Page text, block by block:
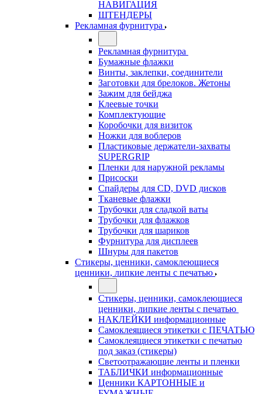
НАВИГАЦИЯ
ШТЕНДЕРЫ
Рекламная фурнитура
Рекламная фурнитура
Бумажные флажки
Винты, заклепки, соединители
Заготовки для брелоков. Жетоны
Зажим для бейджа
Клеевые точки
Комплектующие
Коробочки для визиток
Ножки для воблеров
Пластиковые держатели-захваты
SUPERGRIP
Пленки для наружной рекламы
Присоски
Спайдеры для CD, DVD дисков
Тканевые флажки
Трубочки для сладкой ваты
Трубочки для флажков
Трубочки для шариков
Фурнитура для дисплеев
Шнуры для пакетов
Стикеры, ценники, самоклеющиеся
ценники, липкие ленты с печатью
Стикеры, ценники, самоклеющиеся
ценники, липкие ленты с печатью
НАКЛЕЙКИ информационные
Самоклеящиеся этикетки с ПЕЧАТЬЮ
Самоклеящиеся этикетки с печатью
под заказ (стикеры)
Светоотражающие ленты и пленки
ТАБЛИЧКИ информационные
Ценники КАРТОННЫЕ и